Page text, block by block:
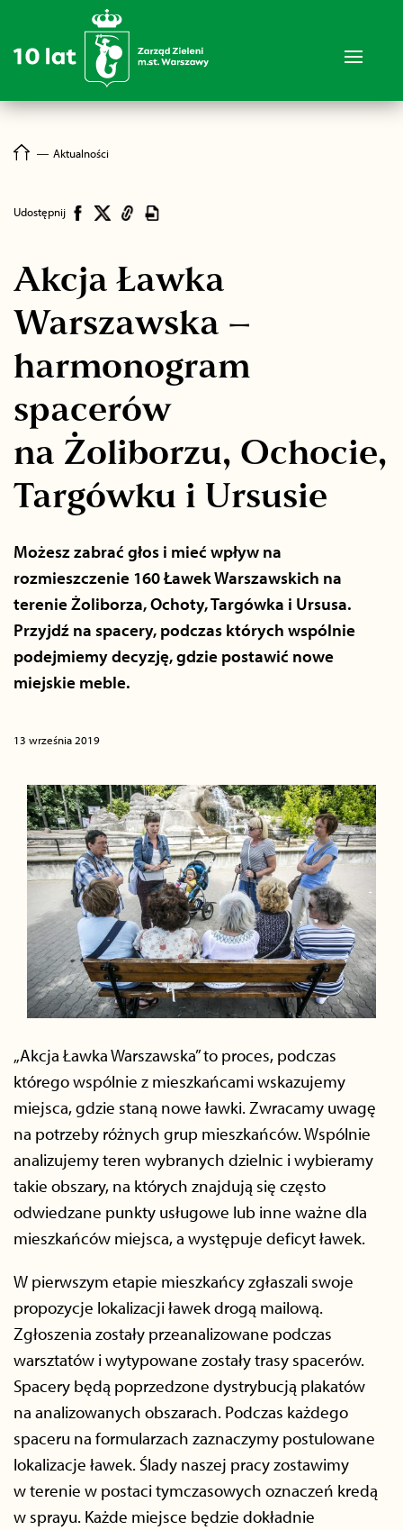
― Aktualności
Udostępnij
Akcja Ławka
Warszawska –
harmonogram
spacerów
na Żoliborzu, Ochocie,
Targówku i Ursusie
Możesz zabrać głos i mieć wpływ na
rozmieszczenie 160 Ławek Warszawskich na
terenie Żoliborza, Ochoty, Targówka i Ursusa.
Przyjdź na spacery, podczas których wspólnie
podejmiemy decyzję, gdzie postawić nowe
miejskie meble.
13 września 2019
„Akcja Ławka Warszawska” to proces, podczas
którego wspólnie z mieszkańcami wskazujemy
miejsca, gdzie staną nowe ławki. Zwracamy uwagę
na potrzeby różnych grup mieszkańców. Wspólnie
analizujemy teren wybranych dzielnic i wybieramy
takie obszary, na których znajdują się często
odwiedzane punkty usługowe lub inne ważne dla
mieszkańców miejsca, a występuje deficyt ławek.
W pierwszym etapie mieszkańcy zgłaszali swoje
propozycje lokalizacji ławek drogą mailową.
Zgłoszenia zostały przeanalizowane podczas
warsztatów i wytypowane zostały trasy spacerów.
Spacery będą poprzedzone dystrybucją plakatów
na analizowanych obszarach. Podczas każdego
spaceru na formularzach zaznaczymy postulowane
lokalizacje ławek. Ślady naszej pracy zostawimy
w terenie w postaci tymczasowych oznaczeń kredą
w sprayu. Każde miejsce będzie dokładnie